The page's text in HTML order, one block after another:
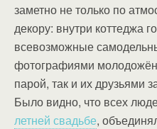
заметно не только по
декору: внутри коттеджа
всевозможные
фотографиями
парой, так и их друзьями
Было видно, что всех
летней свадьбе,